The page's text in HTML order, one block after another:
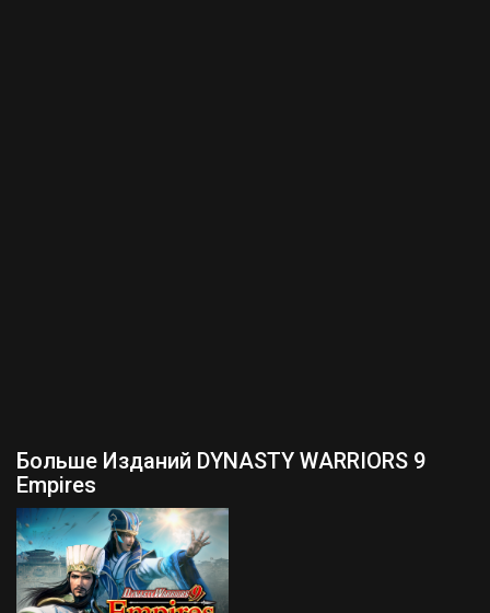
Больше Изданий DYNASTY WARRIORS 9
Empires